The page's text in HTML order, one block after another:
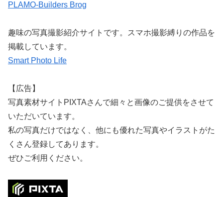
PLAMO-Builders Brog
趣味の写真撮影紹介サイトです。スマホ撮影縛りの作品を
掲載しています。
Smart Photo Life
【広告】
写真素材サイトPIXTAさんで細々と画像のご提供をさせて
いただいています。
私の写真だけではなく、他にも優れた写真やイラストがた
くさん登録してあります。
ぜひご利用ください。